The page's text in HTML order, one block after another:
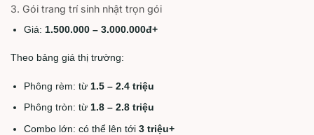
3. Gói trang trí sinh nhật trọn gói
Giá: 1.500.000 – 3.000.000đ+
Theo bảng giá thị trường:
Phông rèm: từ 1.5 – 2.4 triệu
Phông tròn: từ 1.8 – 2.8 triệu
Combo lớn: có thể lên tới 3 triệu+